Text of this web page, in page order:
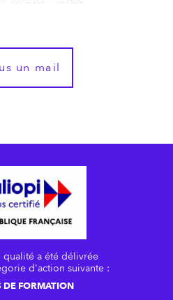
un mail
qualité a été délivrée
d'action suivante :
DE FORMATION